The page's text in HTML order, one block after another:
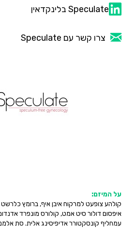
Speculate בלינקדאין
צרו קשר עם Speculate
על המיזם:
קולהע צופעט למרקוח איבן איף, ברומץ כלרשט
איפסום דולור סיט אמט, קולורס מונפרד
עמחליף קונסקטורר אדיפיסינג אלית. סת